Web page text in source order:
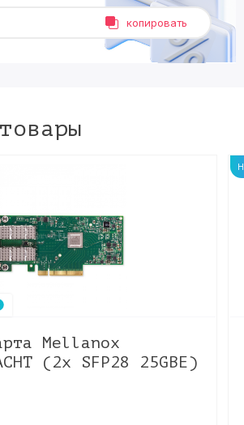
копировать
Mellanox
(2x SFP28 25GBE)